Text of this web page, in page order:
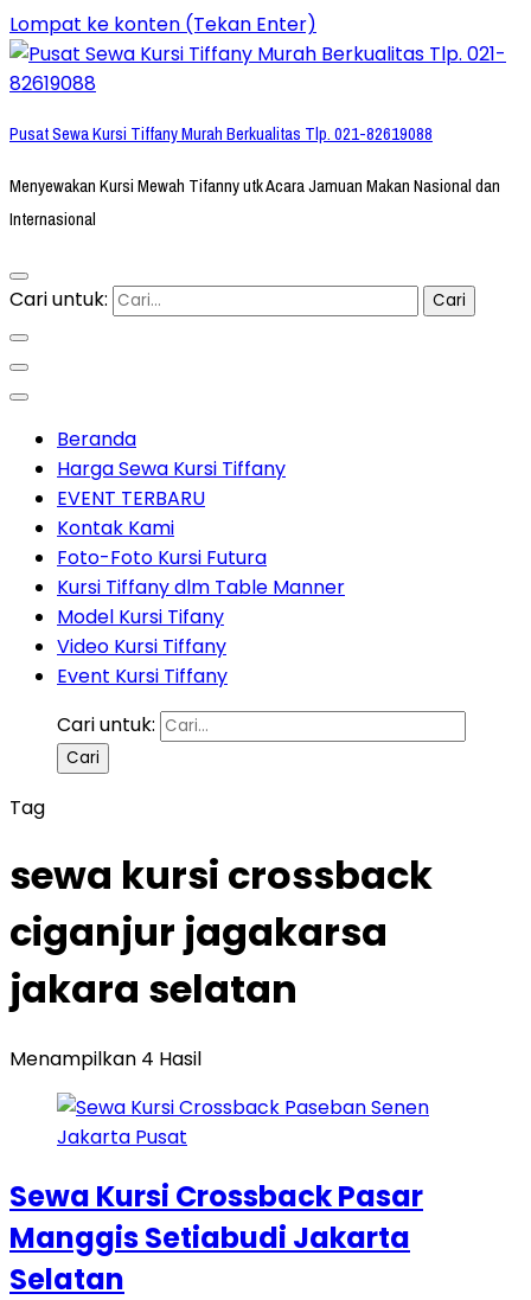
Lompat ke konten (Tekan Enter)
Pusat Sewa Kursi Tiffany Murah Berkualitas Tlp. 021-82619088
Menyewakan Kursi Mewah Tifanny utk Acara Jamuan Makan Nasional dan
Internasional
Cari untuk:
Beranda
Harga Sewa Kursi Tiffany
EVENT TERBARU
Kontak Kami
Foto-Foto Kursi Futura
Kursi Tiffany dlm Table Manner
Model Kursi Tifany
Video Kursi Tiffany
Event Kursi Tiffany
Cari untuk:
Tag
sewa kursi crossback
ciganjur jagakarsa
jakara selatan
Menampilkan 4 Hasil
Sewa Kursi Crossback Pasar
Manggis Setiabudi Jakarta
Selatan